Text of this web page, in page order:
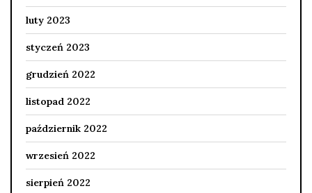
luty 2023
styczeń 2023
grudzień 2022
listopad 2022
październik 2022
wrzesień 2022
sierpień 2022